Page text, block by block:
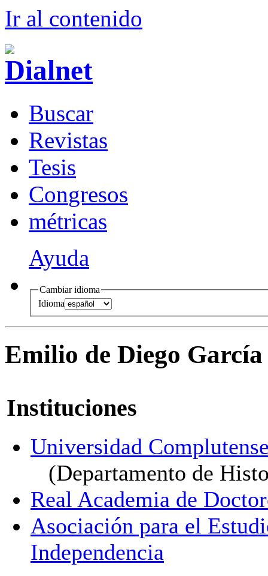
Ir al contenido
Buscar
Revistas
Tesis
Congresos
métricas
Ayuda
Cambiar idioma
Idioma
Emilio de Diego García
Instituciones
Universidad
(Departamento de
Real Academia de
Asociación para el
Independencia